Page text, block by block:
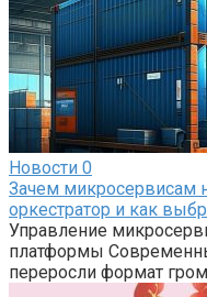
Новости 0
Зачем микросервисам
оркестратор и как
Управление
платформы
переросли формат